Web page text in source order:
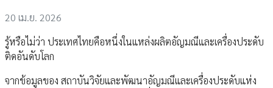
20 เม.ย. 2026
รู้หรือไม่ว่า ประเทศไทยคือหนึ่งในแหล่งผลิตอัญมณีและเครื่องประดับ
ติดอันดับโลก
จากข้อมูลของ สถาบันวิจัยและพัฒนาอัญมณีและเครื่องประดับแห่ง